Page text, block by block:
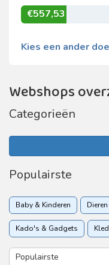
€557,53
Kies een ander
Webshops
Categorieën
Populairste
Baby & Kinderen Dieren
Kado's & Gadgets
Sport & Recreatie